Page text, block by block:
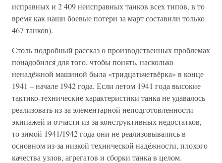
исправных и 2 409 неисправных танков всех типов, в то
время как наши боевые потери за март составили только
467 танков).
Столь подробный рассказ о производственных проблемах
понадобился для того, чтобы понять, насколько
ненадёжной машиной была «тридцатьчетвёрка» в конце
1941 – начале 1942 года. Если летом 1941 года высокие
тактико-технические характеристики танка не удавалось
реализовать из-за элементарной неподготовленности
экипажей и отчасти из-за конструктивных недостатков,
то зимой 1941/1942 года они не реализовывались в
основном из-за низкой технической надёжности, плохого
качества узлов, агрегатов и сборки танка в целом.